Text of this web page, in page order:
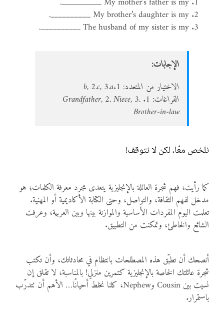
My brother’s daughter is my __________.
The husband of my sister is my __________.
الإجابات:
الاختيار من المتعدد: 1.b, 2.c, 3.a
الفراغات: 1. Grandfather, 2. Niece, 3.
Brother-in-law
نلخص معًا، لكن لا نتوقف!
كما رأيت، فهم شجرة العائلة بالإنجليزية يتعدى مجرد معرفة الكلمات؛ هو
مدخل لفهم الثقافة، والتواصل، وحتى الكتابة الأكاديمية أو المهنية.
تعلمت اليوم المفردات الأساسية والموازنة بينها وبين العربية، وعرفت
الشائع والخاطئ، وتمكنت من التطبيق.
أنصحك أن تطبّق هذه المصطلحات بانتظام في محادثاتك، وأن تكتب
شجرة عائلتك الخاصة بالإنجليزية كتمرين منزلي! بالمناسبة، لا تقلق إن
نسيت بين Cousin وNephew، كلنا نخلط أحيانًا… الأهم أن تتدرّب
باستمرار.